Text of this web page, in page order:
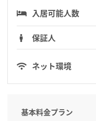
入居可能人数
保証人
ネット環境
基本料金プラン